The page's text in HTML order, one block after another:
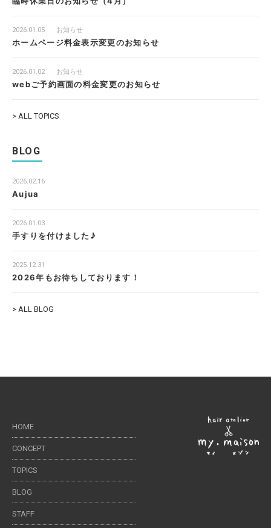
2026.01.05 お知らせ
ホームページ料金表示変更のお知らせ
2026.01.02 お知らせ
webご予約画面の料金変更のお知らせ
> ALL TOPICS
BLOG
2026.02.16
Aujua
2026.01.03
手すりを付けました♪
2025.12.31
2026年もお待ちしております！
> ALL BLOG
HOME
CONCEPT
TOPICS
BLOG
STAFF